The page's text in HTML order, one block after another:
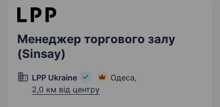
Менеджер торгового залу
(Sinsay)
LPP Ukraine
Одеса,
2,0 км від центру